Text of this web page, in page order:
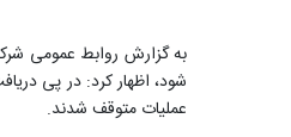
به گزارش روابط عمومی
شود، اظهار کرد: در پی
عملیات متوقف شدند.